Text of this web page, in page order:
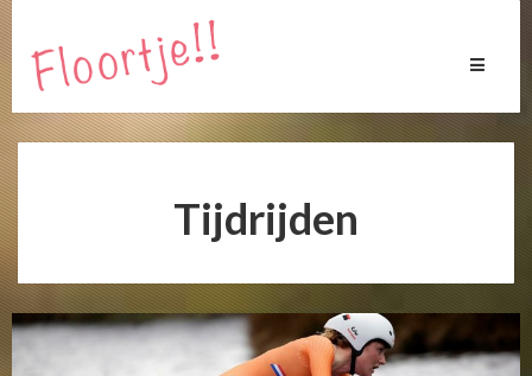
Toggle
Tijdrijden